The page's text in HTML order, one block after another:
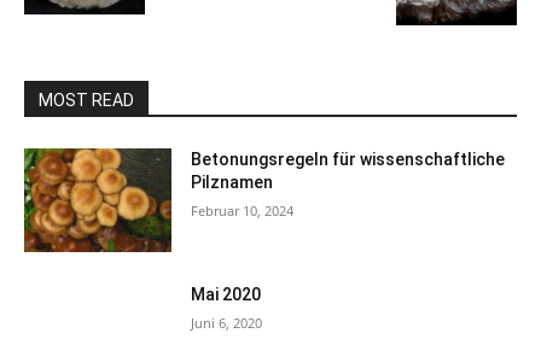
MOST READ
Betonungsregeln für wissenschaftliche
Pilznamen
Februar 10, 2024
Mai 2020
Juni 6, 2020